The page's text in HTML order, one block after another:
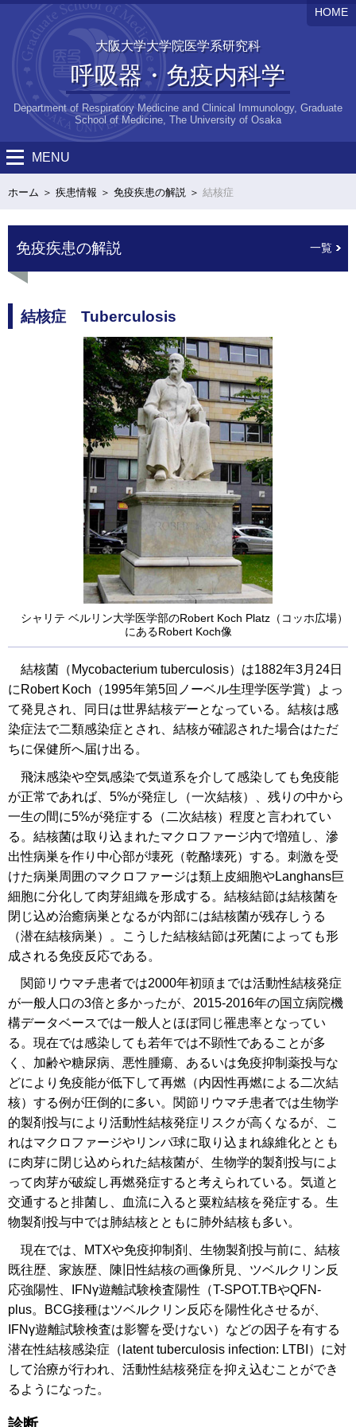
大阪大学大学院医学系研究科
呼吸器・免疫内科学
Department of Respiratory Medicine and Clinical Immunology, Graduate
School of Medicine, The University of Osaka
HOME
MENU
ホーム 疾患情報 免疫疾患の解説 結核症
免疫疾患の解説 一覧
結核症 Tuberculosis
シャリテ ベルリン大学医学部のRobert Koch Platz（コッホ広場）
にあるRobert Koch像
結核菌（Mycobacterium tuberculosis）は1882年3月24日
にRobert Koch（1995年第5回ノーベル生理学医学賞）よっ
て発見され、同日は世界結核デーとなっている。結核は感
染症法で二類感染症とされ、結核が確認された場合はただ
ちに保健所へ届け出る。
飛沫感染や空気感染で気道系を介して感染しても免疫能
が正常であれば、5%が発症し（一次結核）、残りの中から
一生の間に5%が発症する（二次結核）程度と言われてい
る。結核菌は取り込まれたマクロファージ内で増殖し、滲
出性病巣を作り中心部が壊死（乾酪壊死）する。刺激を受
けた病巣周囲のマクロファージは類上皮細胞やLanghans巨
細胞に分化して肉芽組織を形成する。結核結節は結核菌を
閉じ込め治癒病巣となるが内部には結核菌が残存しうる
（潜在結核病巣）。こうした結核結節は死菌によっても形
成される免疫反応である。
関節リウマチ患者では2000年初頭までは活動性結核発症
が一般人口の3倍と多かったが、2015-2016年の国立病院機
構データベースでは一般人とほぼ同じ罹患率となってい
る。現在では感染しても若年では不顕性であることが多
く、加齢や糖尿病、悪性腫瘍、あるいは免疫抑制薬投与な
どにより免疫能が低下して再燃（内因性再燃による二次結
核）する例が圧倒的に多い。関節リウマチ患者では生物学
的製剤投与により活動性結核発症リスクが高くなるが、こ
れはマクロファージやリンパ球に取り込まれ線維化ととも
に肉芽に閉じ込められた結核菌が、生物学的製剤投与によ
って肉芽が破綻し再燃発症すると考えられている。気道と
交通すると排菌し、血流に入ると粟粒結核を発症する。生
物製剤投与中では肺結核とともに肺外結核も多い。
現在では、MTXや免疫抑制剤、生物製剤投与前に、結核
既往歴、家族歴、陳旧性結核の画像所見、ツベルクリン反
応強陽性、IFNγ遊離試験検査陽性（T-SPOT.TBやQFN-
plus。BCG接種はツベルクリン反応を陽性化させるが、
IFNγ遊離試験検査は影響を受けない）などの因子を有する
潜在性結核感染症（latent tuberculosis infection: LTBI）に対
して治療が行われ、活動性結核発症を抑え込むことができ
るようになった。